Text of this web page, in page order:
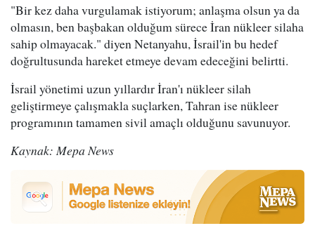
"Bir kez daha vurgulamak istiyorum; anlaşma olsun ya da
olmasın, ben başbakan olduğum sürece İran nükleer silaha
sahip olmayacak." diyen Netanyahu, İsrail'in bu hedef
doğrultusunda hareket etmeye devam edeceğini belirtti.
İsrail yönetimi uzun yıllardır İran'ı nükleer silah
geliştirmeye çalışmakla suçlarken, Tahran ise nükleer
programının tamamen sivil amaçlı olduğunu savunuyor.
Kaynak: Mepa News